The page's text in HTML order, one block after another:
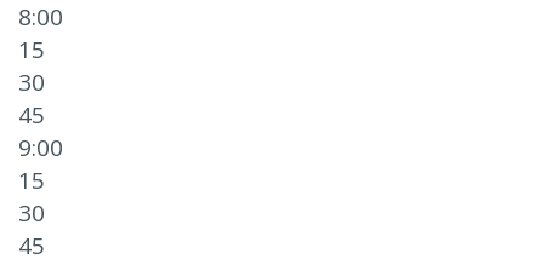
8:00
15
30
45
9:00
15
30
45